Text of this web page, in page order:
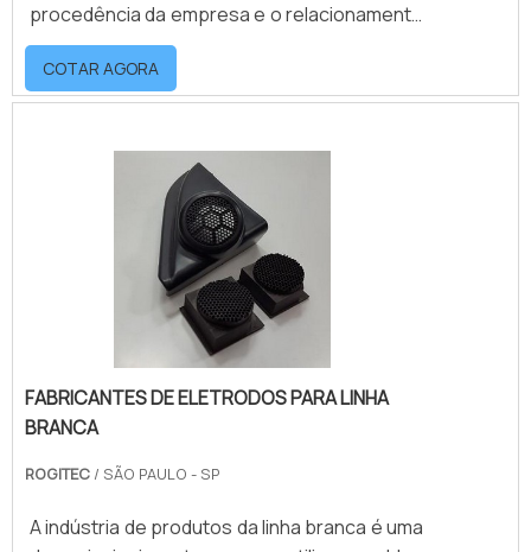
procedência da empresa e o relacionamento
com os seus clientes é tão importante
quando o produto que ela fornece.Os
fabricantes de moldes plásticos fornecem
automobilística e de brinquedos, moldes de
características precisas para a fabricação
de uma peça plástica conforme
especificações do projeto. Desta fo.
COTAR AGORA
FABRICANTES DE ELETRODOS PARA LINHA
BRANCA
ROGITEC / SÃO PAULO - SP
A indústria de produtos da linha branca é uma